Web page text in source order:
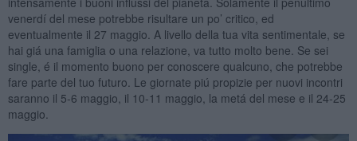
venerdí del mese potrebbe risultare un po’ critico, ed
eventualmente il 27 maggio. A livello della tua vita sentimentale, se
hai giá una famiglia o una relazione, va tutto molto bene. Se sei
single, é il momento buono per conoscere qualcuno, che potrebbe
fare parte del tuo futuro. Le giornate piú propizie per nuovi incontri
saranno il 5-6 maggio, il 10-11 maggio, la metá del mese e il 24-25
maggio.